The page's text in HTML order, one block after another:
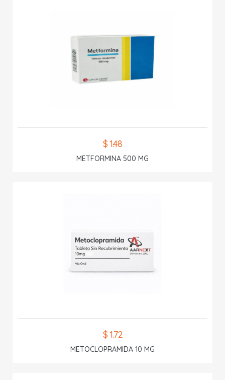
$ 1.48
METFORMINA 500 MG
$ 1.72
METOCLOPRAMIDA 10 MG